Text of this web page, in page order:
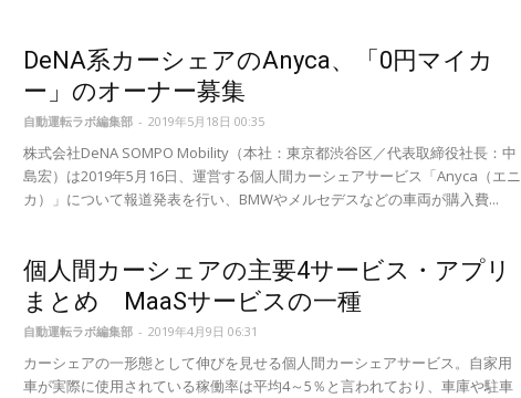
DeNA系カーシェアのAnyca、「0円マイカ
ー」のオーナー募集
自動運転ラボ編集部 - 2019年5月18日 00:35
株式会社DeNA SOMPO Mobility（本社：東京都渋谷区／代表取締役社長：中
島宏）は2019年5月16日、運営する個人間カーシェアサービス「Anyca（エニ
カ）」について報道発表を行い、BMWやメルセデスなどの車両が購入費...
個人間カーシェアの主要4サービス・アプリ
まとめ MaaSサービスの一種
自動運転ラボ編集部 - 2019年4月9日 06:31
カーシェアの一形態として伸びを見せる個人間カーシェアサービス。自家用
車が実際に使用されている稼働率は平均4～5％と言われており、車庫や駐車